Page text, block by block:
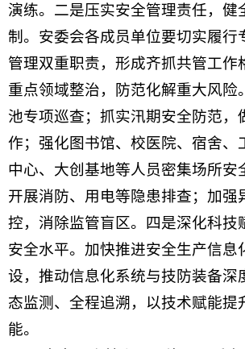
演练。二是压实安全管理责任，健
制。安委会各成员单位要切实履行
管理双重职责，形成齐抓共管工作
重点领域整治，防范化解重大风险
池专项巡查；抓实汛期安全防范，
作；强化图书馆、校医院、宿舍、
中心、大创基地等人员密集场所安
开展消防、用电等隐患排查；加强
控，消除监管盲区。四是深化科技
安全水平。加快推进安全生产信息
设，推动信息化系统与技防装备深
态监测、全程追溯，以技术赋能提
能。